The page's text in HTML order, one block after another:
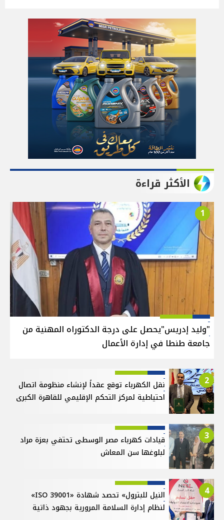
الأكثر قراءة
1
"وليد إدريس"يحصل على درجة الدكتوراه المهنية من
جامعة طنطا في إدارة الأعمال
2
نقل الكهرباء توقع عقداً لإنشاء منظومة اتصال
احتياطية لمركز التحكم الإقليمي للقاهرة الكبرى
3
قيادات كهرباء مصر الوسطى تحتفي بعزة مراد
لبلوغها سن المعاش
4
النيل للبترول» تحصد شهادة «ISO 39001»
لنظام إدارة السلامة المرورية بجهود ذاتية